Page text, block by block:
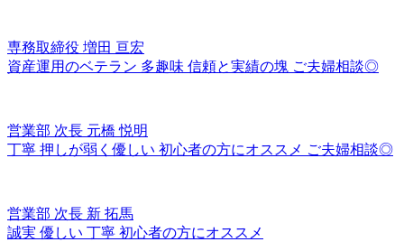
専務取締役 増田 亘宏
資産運用のベテラン 多趣味 信頼と実績の塊 ご夫婦相談◎
営業部 次長 元橋 悦明
丁寧 押しが弱く優しい 初心者の方にオススメ ご夫婦相談◎
営業部 次長 新 拓馬
誠実 優しい 丁寧 初心者の方にオススメ